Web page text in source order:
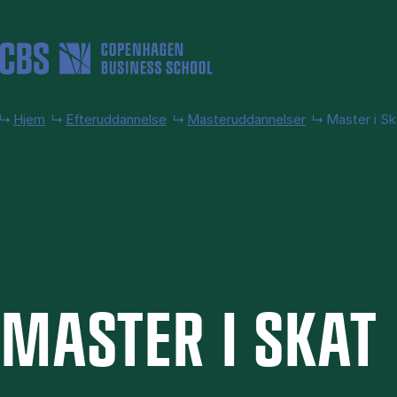
Hjem Efteruddannelse Masteruddannelser Master i
MA­STER I SKAT